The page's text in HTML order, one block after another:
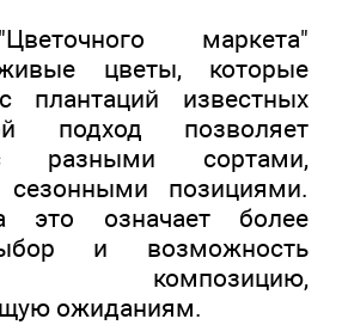
маркета"
цветы, которые
плантаций известных
подход позволяет
разными сортами,
позициями.
это означает более
и возможность
композицию,
ожиданиям.